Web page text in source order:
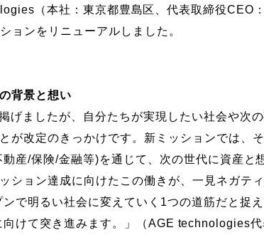
（本社：東京都豊島区、代表取締役CEO
ョンをリニューアルしました。
背景と想い
げましたが、自分たちが実現したい社会や次
が改定のきっかけです。新ミッションでは、
産/保険/金融等)を通じて、次の世代に資産と
ション達成に向けたこの働きが、一見ネガテ
で明るい社会に変えていく1つの道筋だと捉
けて突き進みます。」（AGE technologies